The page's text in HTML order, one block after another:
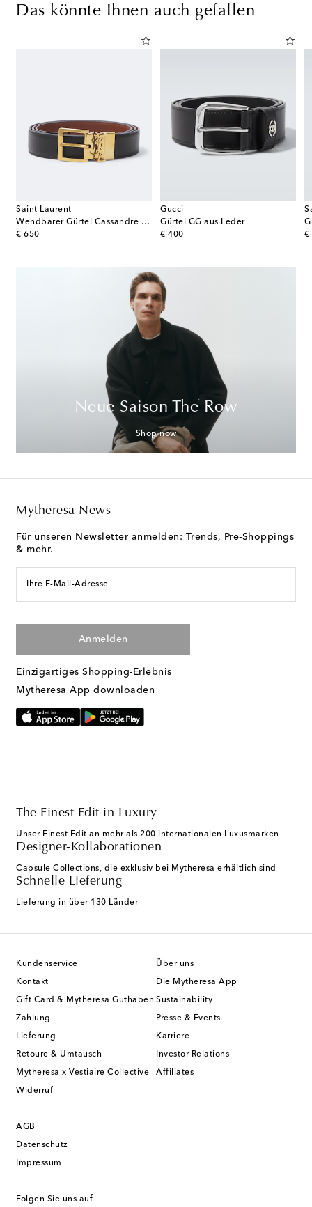
Das könnte Ihnen auch gefallen
Saint Laurent
Wendbarer Gürtel Cassandre aus Leder
€ 650
original price
Gucci
Gürtel GG aus Leder
€ 400
original price
€
Neue Saison The Row
Shop now
Mytheresa News
Für unseren Newsletter anmelden: Trends, Pre-Shoppings
& mehr.
Ihre E-Mail-Adresse
Anmelden
Einzigartiges Shopping-Erlebnis
Mytheresa App downloaden
The Finest Edit in Luxury
Unser Finest Edit an mehr als 200 internationalen Luxusmarken
Designer-Kollaborationen
Capsule Collections, die exklusiv bei Mytheresa erhältlich sind
Schnelle Lieferung
Lieferung in über 130 Länder
Kundenservice
Kontakt
Gift Card & Mytheresa Guthaben
Zahlung
Lieferung
Retoure & Umtausch
Mytheresa x Vestiaire Collective
Widerruf
Über uns
Die Mytheresa App
Sustainability
Presse & Events
Karriere
Investor Relations
Affiliates
AGB
Datenschutz
Impressum
Folgen Sie uns auf